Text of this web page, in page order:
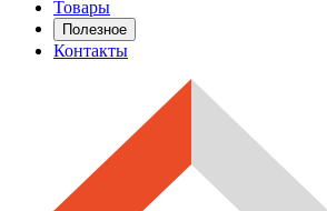
Товары
Полезное
Контакты